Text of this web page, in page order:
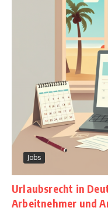
Jobs
Urlaubsrecht in
Arbeitnehmer und